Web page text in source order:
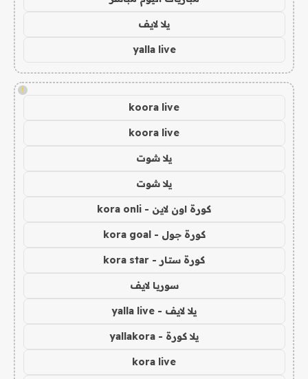
يلا لايف
yalla live
!
koora live
koora live
يلا شوت
يلا شوت
كورة اون لاين - kora onli
كورة جول - kora goal
كورة ستار - kora star
سوريا لايف
يلا لايف - yalla live
يلا كورة - yallakora
kora live